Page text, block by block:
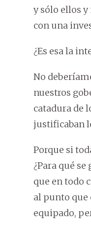
y sólo ellos
con una
¿Es esa la
No
nuestros
catadura de
justificaban
Porque si
¿Para qué
que en todo
al punto que
equipado,